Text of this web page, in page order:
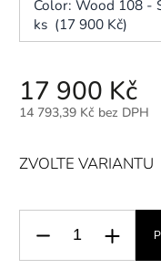
Color: Wood 108 -
ks (17 900 Kč)
17 900 Kč
14 793,39 Kč bez DPH
ZVOLTE VARIANTU